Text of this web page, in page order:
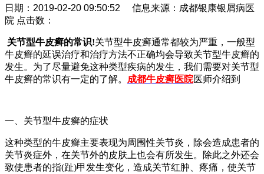
日期：2019-02-20 09:50:52 信息来源：成都银康银屑病医
院 点击数：
关节型牛皮癣的常识!关节型牛皮癣通常都较为严重，一般型
牛皮癣的延误治疗和治疗方法不正确均会导致关节型牛皮癣的
发生。为了尽量避免这种类型疾病的发生，我们需要对关节型
牛皮癣的常识有一定的了解。 成都牛皮癣医院医师介绍到
一、关节型牛皮癣的症状
这种类型的牛皮癣主要表现为周围性关节炎，除会造成患者的
关节炎症外，在关节外的皮肤上也会有所发生。除此之外还会
致使患者的指(趾)甲发生变化，造成关节红肿、疼痛，使关节